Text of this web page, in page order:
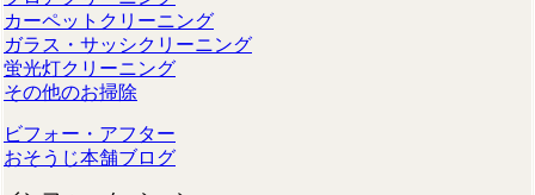
カーペットクリーニング
ガラス・サッシクリーニング
蛍光灯クリーニング
その他のお掃除
ビフォー・アフター
おそうじ本舗ブログ